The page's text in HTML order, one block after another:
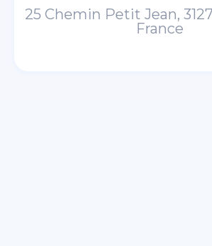
25 Chemin Petit Jean,
France